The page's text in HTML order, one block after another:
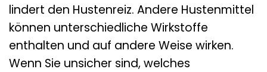
lindert den Hustenreiz. Andere Hustenmittel
können unterschiedliche Wirkstoffe
enthalten und auf andere Weise wirken.
Wenn Sie unsicher sind, welches